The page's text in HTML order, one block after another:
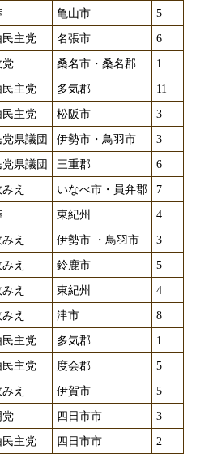
亀山市
5
民主党 名張市
6
党 桑名市・桑名郡
1
民主党 多気郡
11
民主党 松阪市
3
党県議団 伊勢市・鳥羽市 3
党県議団 三重郡
6
え いなべ市・員弁郡
7
東紀州
4
え 伊勢市 ・鳥羽市
3
え 鈴鹿市
5
え 東紀州
4
え 津市 8
民主党 多気郡
1
民主党 度会郡
5
え 伊賀市
5
党 四日市市
3
民主党 四日市市 2